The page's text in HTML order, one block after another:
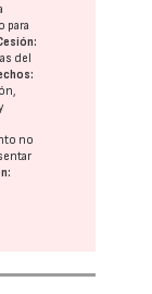
para
del
no